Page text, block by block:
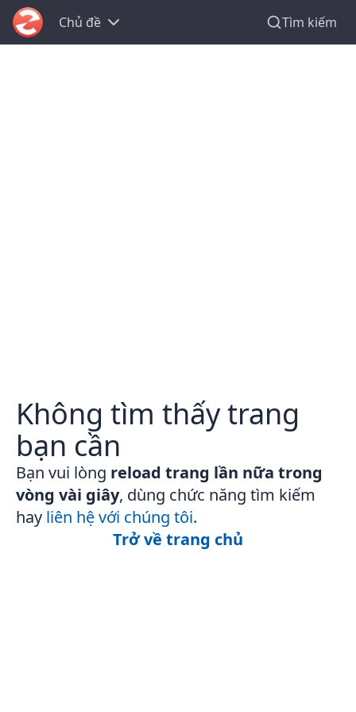
Chủ đề Tìm kiếm
Không tìm thấy trang
bạn cần
Bạn vui lòng reload trang lần nữa trong
vòng vài giây, dùng chức năng tìm kiếm
hay liên hệ với chúng tôi.
Trở về trang chủ